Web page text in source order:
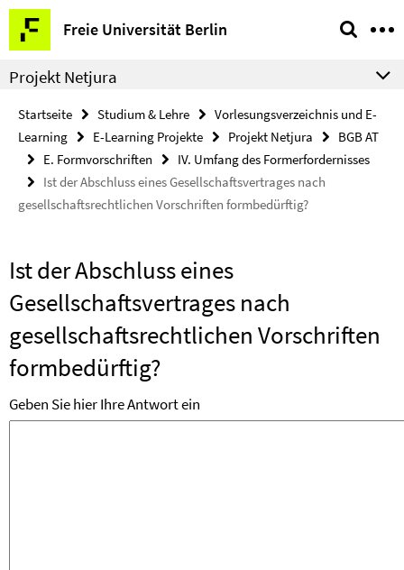
Springe
direkt
zu
Inhalt
Freie Universität Berlin
Service-
Navigation
Projekt Netjura
Startseite Studium & Lehre
Vorlesungsverzeichnis und E-
Learning
E-Learning Projekte Projekt Netjura
BGB AT
E. Formvorschriften
IV. Umfang des Formerfordernisses
Ist der Abschluss eines Gesellschaftsvertrages nach
gesellschaftsrechtlichen Vorschriften formbedürftig?
Ist der Abschluss eines
Gesellschaftsvertrages nach
gesellschaftsrechtlichen Vorschriften
formbedürftig?
Geben Sie hier Ihre Antwort ein